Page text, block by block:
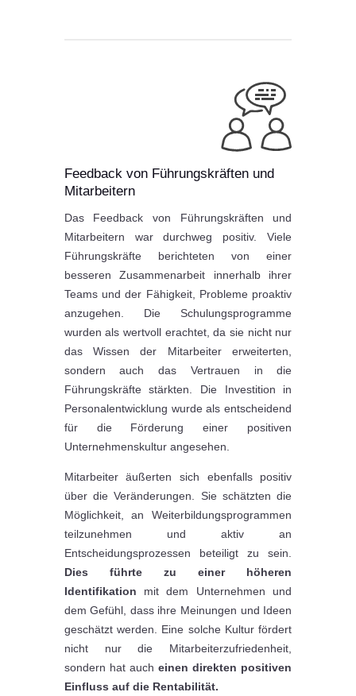
Feedback von Führungskräften und
Mitarbeitern
Das Feedback von Führungskräften und
Mitarbeitern war durchweg positiv. Viele
Führungskräfte berichteten von einer
besseren Zusammenarbeit innerhalb ihrer
Teams und der Fähigkeit, Probleme proaktiv
anzugehen. Die Schulungsprogramme
wurden als wertvoll erachtet, da sie nicht nur
das Wissen der Mitarbeiter erweiterten,
sondern auch das Vertrauen in die
Führungskräfte stärkten. Die Investition in
Personalentwicklung wurde als entscheidend
für die Förderung einer positiven
Unternehmenskultur angesehen.
Mitarbeiter äußerten sich ebenfalls positiv
über die Veränderungen. Sie schätzten die
Möglichkeit, an Weiterbildungsprogrammen
teilzunehmen und aktiv an
Entscheidungsprozessen beteiligt zu sein.
Dies führte zu einer höheren
Identifikation mit dem Unternehmen und
dem Gefühl, dass ihre Meinungen und Ideen
geschätzt werden. Eine solche Kultur fördert
nicht nur die Mitarbeiterzufriedenheit,
sondern hat aucheinen direkten positiven
Einfluss auf die Rentabilität.